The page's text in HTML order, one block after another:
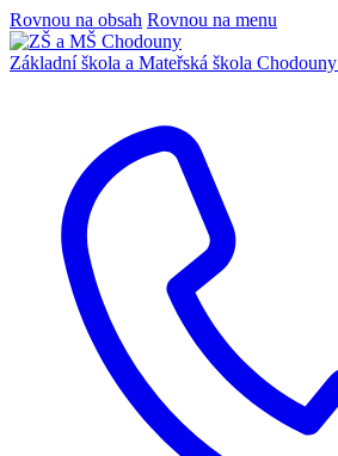
Rovnou na obsah Rovnou na menu
Základní škola a Mateřská škola Chodouny